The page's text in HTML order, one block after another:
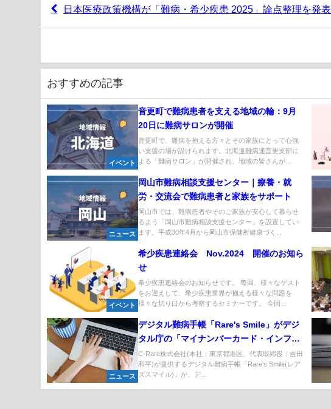
日本医療政策機構が「難病・希少疾患 2025」論点整理を発表
おすすめの記事
イベント
音更町で難病患者を支える地域の輪：9月
20日に難病サロンが開催
音更町で、難病を抱える方々とその家族にとって心強
い支援の場が設けられます。北海道難病連音更支部に
よる「難病サロン」が開催され、地域の皆さんが...
ニュース
岡山市難病相談支援センター｜療養・就
労・交流会で難病患者と家族をサポート
岡山市では、難病患者やそのご家族が安心して暮らせ
るよう「岡山市難病相談支援センター」を設置してい
ます。平成30年4月から岡山市保健所健康づく...
イベント
希少疾患連絡会 Nov.2024 開催のお知ら
せ
希少疾患連絡会のお知らせです。 毎回、様々なゲスト
をお迎えして、希少疾患業界が抱える様々な問題を
様々な切り口から考察するセミナーです。 今回...
ニュース
デジタル難病手帳「Rare's Smile」がデジ
タル庁の「マイナンバーカード・インフ
ォ」に掲載|受給者証提示をオンラインで完
結
C-Rare株式会社(本社：東京都港区、代表取締役：吉田
和平)が提供するデジタル難病手帳「Rare's Smile(レア
ズスマイル)」が、デ...